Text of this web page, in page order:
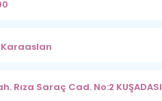
Karaaslan
Rıza Saraç Cad. No:2 KUŞADASI